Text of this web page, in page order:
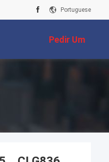
Portuguese
Pedir Um
Orçamento